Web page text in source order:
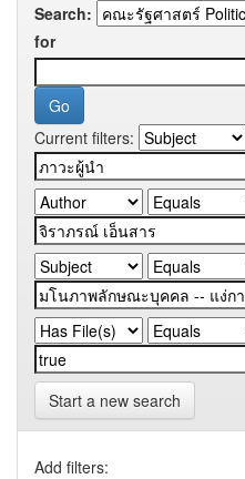
Search:
for
Current filters:
Start a new search
Add filters: